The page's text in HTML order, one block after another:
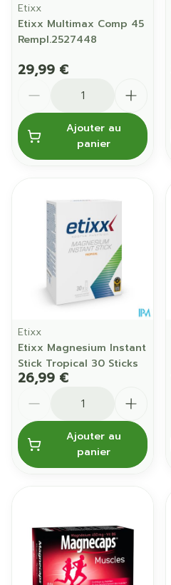
Etixx
Etixx Multimax Comp 45
Rempl.2527448
29,99 €
Ajouter au
panier
Etixx
Etixx Magnesium Instant
Stick Tropical 30 Sticks
26,99 €
Ajouter au
panier